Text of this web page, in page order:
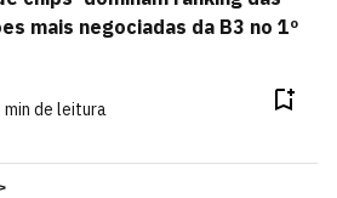
mais negociadas da B3 no 1º
min de leitura